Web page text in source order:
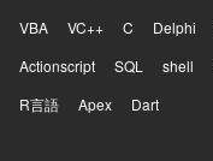
VBA
VC++ C Delphi
Actionscript
SQL shell
R言語
Apex Dart